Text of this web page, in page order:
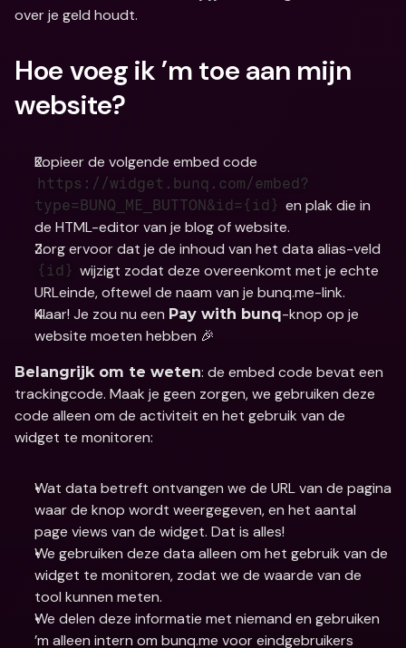
over je geld houdt.
Hoe voeg ik ’m toe aan mijn
website?
https://widget.bunq.com/embed?
type=BUNQ_ME_BUTTON&id={id} en plak die in
de HTML-editor van je blog of website.
{id} wijzigt zodat deze overeenkomt met je echte
URLeinde, oftewel de naam van je bunq.me-link.
Klaar! Je zou nu een Pay with bunq-knop op je
website moeten hebben 🎉
Belangrijk om te weten: de embed code bevat een
trackingcode. Maak je geen zorgen, we gebruiken deze
code alleen om de activiteit en het gebruik van de
widget te monitoren:
Wat data betreft ontvangen we de URL van de pagina
waar de knop wordt weergegeven, en het aantal
page views van de widget. Dat is alles!
We gebruiken deze data alleen om het gebruik van de
widget te monitoren, zodat we de waarde van de
tool kunnen meten.
We delen deze informatie met niemand en gebruiken
’m alleen intern om bunq.me voor eindgebruikers